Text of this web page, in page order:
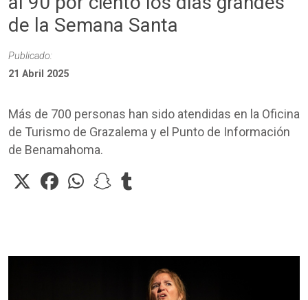
de la Semana Santa
Publicado:
21 Abril 2025
Más de 700 personas han sido atendidas en la Oficina
de Turismo de Grazalema y el Punto de Información
de Benamahoma.